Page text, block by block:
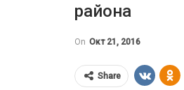
района
On Окт 21, 2016
Share